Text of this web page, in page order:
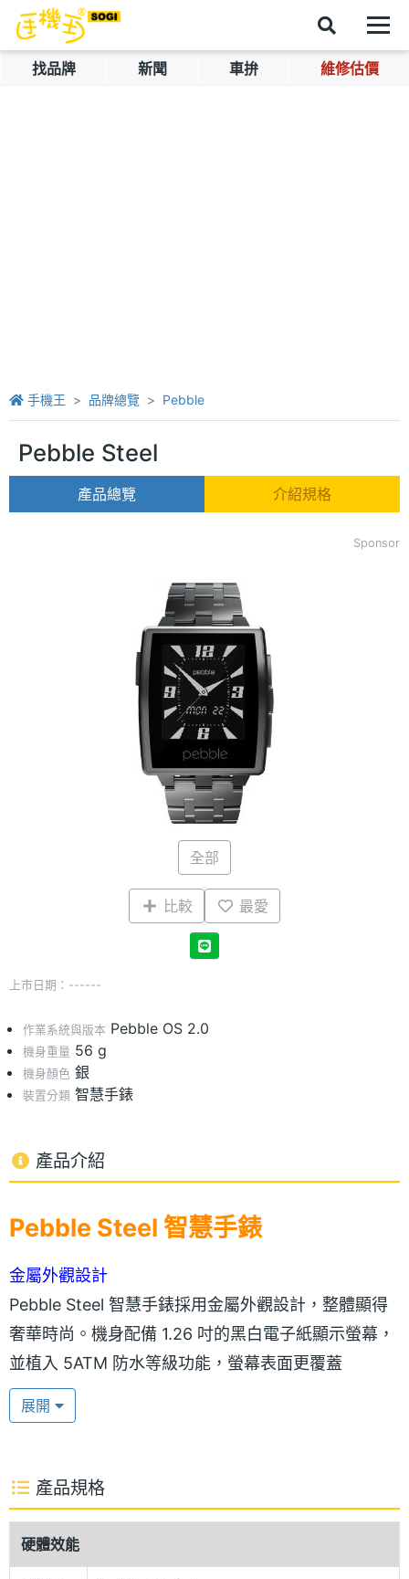
找品牌 新聞 車拚 維修估價
手機王 品牌總覽 Pebble
Pebble Steel
產品總覽 介紹規格
Sponsor
全部
比較 最愛
上市日期：------
作業系統與版本 Pebble OS 2.0
機身重量 56 g
機身顏色 銀
裝置分類 智慧手錶
產品介紹
Pebble Steel 智慧手錶
金屬外觀設計
Pebble Steel 智慧手錶採用金屬外觀設計，整體顯得
奢華時尚。機身配備 1.26 吋的黑白電子紙顯示螢幕，
並植入 5ATM 防水等級功能，螢幕表面更覆蓋
Corning Gorilla Glass（防刮強化玻璃），還有一層全
新的防指紋圖層，汙漬不容易留痕跡。可將手機的功
應用程式等等，全都戴在手腕上。
電子紙灰度顯示器
Pebble Steel 智慧手表配有被稱為「電子紙」的灰度
展開
產品規格
硬體效能